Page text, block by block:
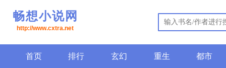
畅想小说网
http://www.cxtra.net
首页 排行 玄幻 重生 都市